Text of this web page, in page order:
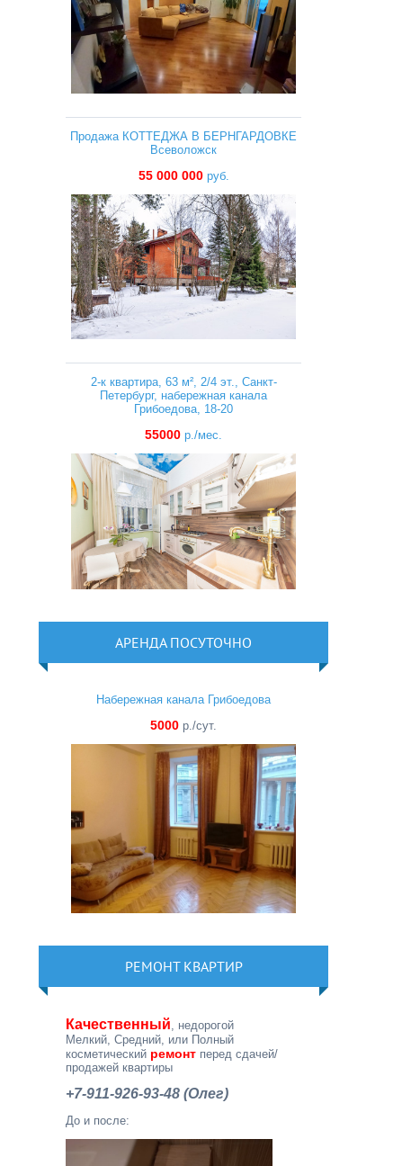
Продажа КОТТЕДЖА В БЕРНГАРДОВКЕ
Всеволожск
55 000 000руб.
2-к квартира, 63 м², 2/4 эт., Санкт-
Петербург, набережная канала
Грибоедова, 18-20
55000 р./мес.
АРЕНДА ПОСУТОЧНО
Набережная канала Грибоедова
5000 р./сут.
РЕМОНТ КВАРТИР
Качественный, недорогой
Мелкий, Средний, или Полный
косметический ремонт перед сдачей/
продажей квартиры
+7-911-926-93-48 (Олег)
До и после: